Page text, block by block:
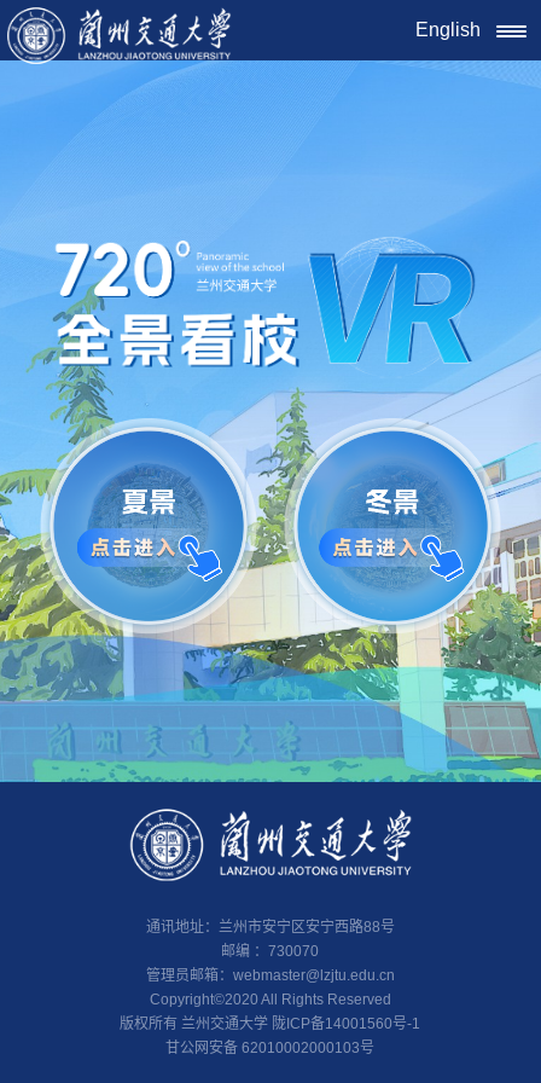
English
通讯地址：兰州市安宁区安宁西路88号
邮编 ：730070
管理员邮箱： webmaster@lzjtu.edu.cn
Copyright©2020 All Rights Reserved
版权所有 兰州交通大学 陇ICP备14001560号-1
甘公网安备 62010002000103号